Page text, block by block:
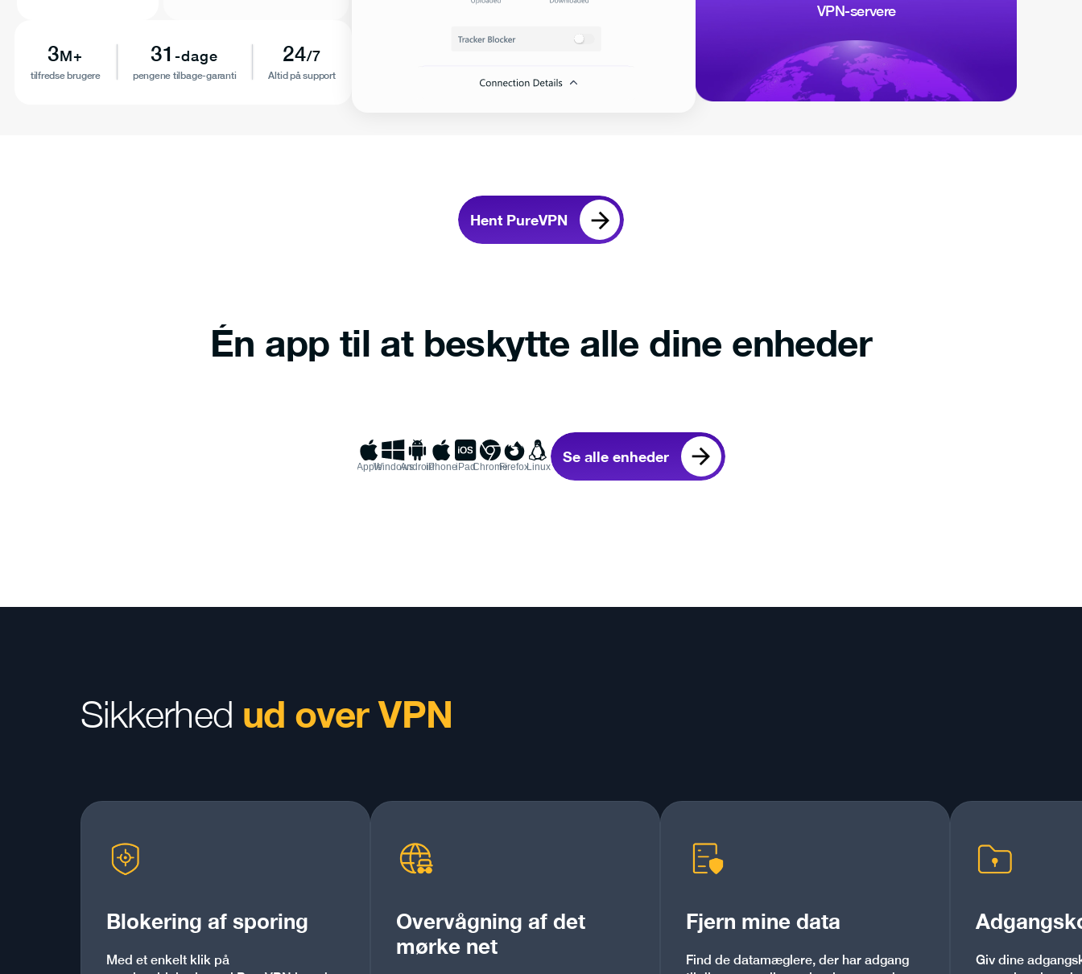
3M+
tilfredse brugere
31 -dage
pengene tilbage-garanti
24/7
Altid på support
VPN-servere
Hent PureVPN
Én app til at beskytte alle dine enheder
AppleWindowsAndroidiPhoneiPadChromeFirefoxLinux
Se alle enheder
Sikkerhed ud over VPN
Blokering af sporing
Med et enkelt klik på
Overvågning af det
mørke net
Fjern mine data
Find de datamæglere, der har adgang
Giv dine